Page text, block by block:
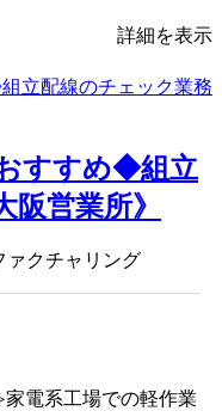
詳細を表示
すすめ◆組立
営業所》
ァクチャリング
電系工場での軽作業